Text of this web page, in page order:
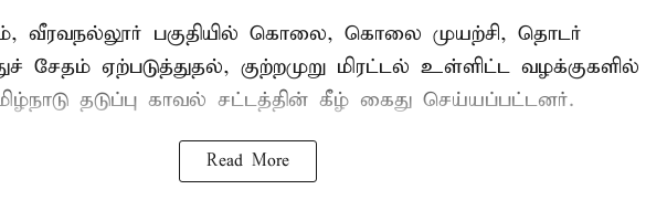
வீரவநல்லூர் பகுதியில் கொலை, கொலை முயற்சி, தொடர்
சேதம் ஏற்படுத்துதல், குற்றமுறு மிரட்டல் உள்ளிட்ட வழக்குகளில்
தடுப்பு காவல் சட்டத்தின் கீழ் கைது செய்யப்பட்டனர்.
Read More